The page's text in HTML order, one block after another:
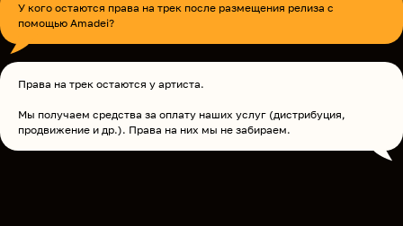
У кого остаются права на трек после размещения релиза с
помощью Amadei?
Права на трек остаются у артиста.
Мы получаем средства за оплату наших услуг (дистрибуция,
продвижение и др.). Права на них мы не забираем.